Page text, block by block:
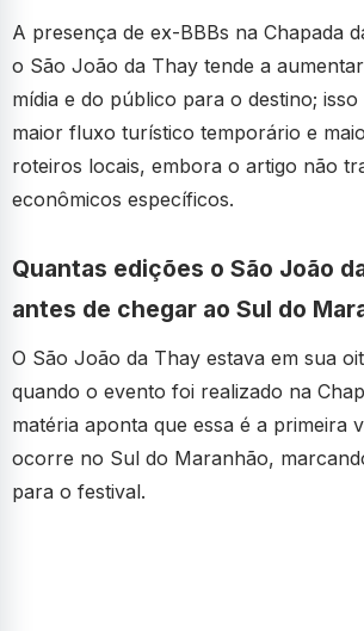
A presença de ex-BBBs na Chapada
o São João da Thay tende a
mídia e do público para o destino;
maior fluxo turístico temporário e
roteiros locais, embora o artigo não
econômicos específicos.
Quantas edições o São João
antes de chegar ao Sul do
O São João da Thay estava em sua
quando o evento foi realizado na
matéria aponta que essa é a primeira
ocorre no Sul do Maranhão,
para o festival.